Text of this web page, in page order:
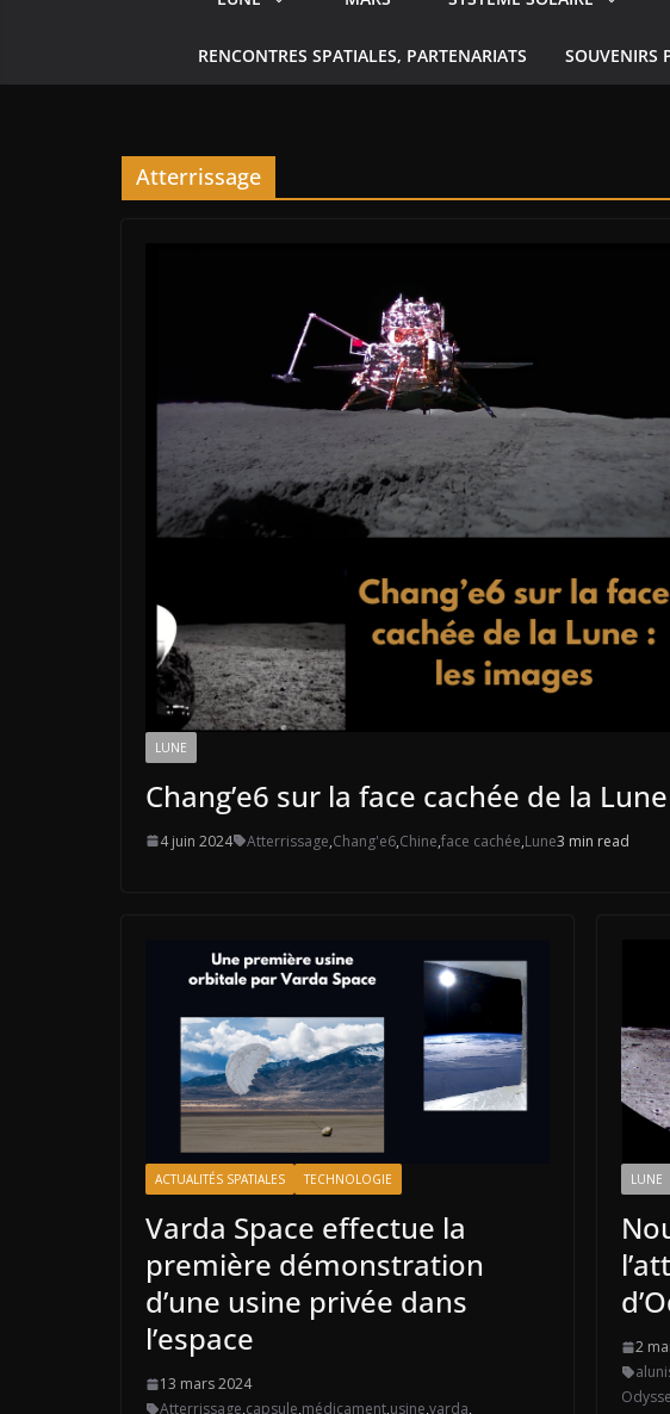
RENCONTRES SPATIALES, PARTENARIATS SOUVENIRS
Atterrissage
LUNE
Chang’e6 sur la face cachée de la
4 juin 2024 Atterrissage,Chang'e6,Chine,face cachée,Lune3 min read
ACTUALITÉS SPATIALES TECHNOLOGIE
Varda Space effectue la
première démonstration
d’une usine privée dans
l’espace
13 mars 2024
Atterrissage,capsule,médicament,usine,varda,
LUNE
2